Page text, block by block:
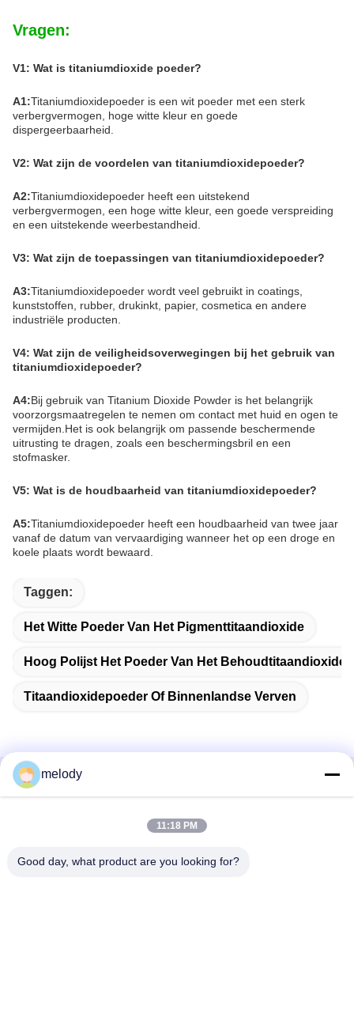
Vragen:
V1: Wat is titaniumdioxide poeder?
A1:Titaniumdioxidepoeder is een wit poeder met een sterk
verbergvermogen, hoge witte kleur en goede
dispergeerbaarheid.
V2: Wat zijn de voordelen van titaniumdioxidepoeder?
A2:Titaniumdioxidepoeder heeft een uitstekend
verbergvermogen, een hoge witte kleur, een goede verspreiding
en een uitstekende weerbestandheid.
V3: Wat zijn de toepassingen van titaniumdioxidepoeder?
A3:Titaniumdioxidepoeder wordt veel gebruikt in coatings,
kunststoffen, rubber, drukinkt, papier, cosmetica en andere
industriële producten.
V4: Wat zijn de veiligheidsoverwegingen bij het gebruik van
titaniumdioxidepoeder?
A4:Bij gebruik van Titanium Dioxide Powder is het belangrijk
voorzorgsmaatregelen te nemen om contact met huid en ogen te
vermijden.Het is ook belangrijk om passende beschermende
uitrusting te dragen, zoals een beschermingsbril en een
stofmasker.
V5: Wat is de houdbaarheid van titaniumdioxidepoeder?
A5:Titaniumdioxidepoeder heeft een houdbaarheid van twee jaar
vanaf de datum van vervaardiging wanneer het op een droge en
koele plaats wordt bewaard.
Taggen:
Het Witte Poeder Van Het Pigmenttitaandioxide
Hoog Polijst Het Poeder Van Het Behoudtitaandioxide
Titaandioxidepoeder Of Binnenlandse Verven
Snel contact
1st Verdieping, No.40, No.69, de Middenstraat van
melody
11:18 PM
Good day, what product are you looking for?